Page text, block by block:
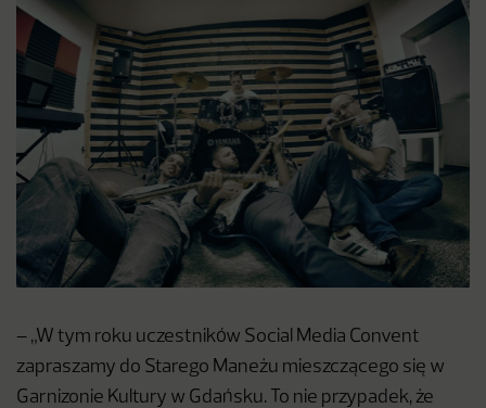
– „W tym roku uczestników Social Media Convent
zapraszamy do Starego Maneżu mieszczącego się w
Garnizonie Kultury w Gdańsku. To nie przypadek, że